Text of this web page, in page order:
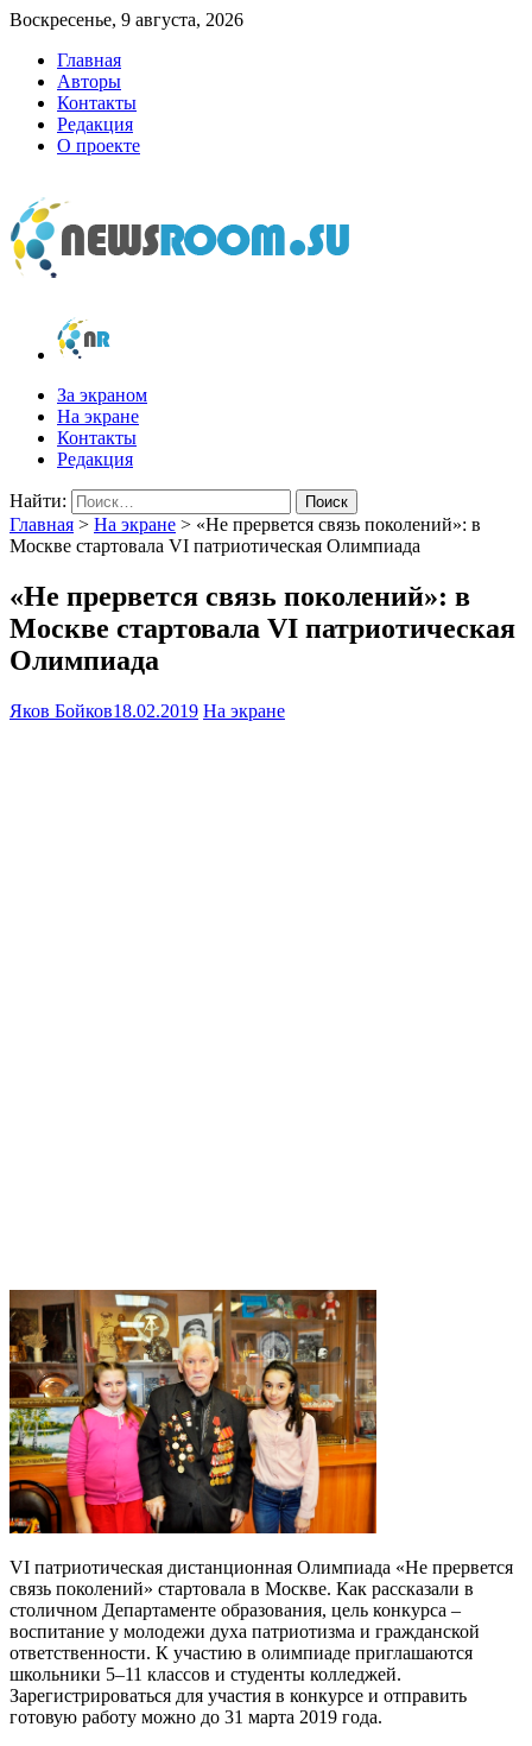
Воскресенье, 9 августа, 2026
Главная
Авторы
Контакты
Редакция
О проекте
newsroom.su
Новости о новостях
За экраном
На экране
Контакты
Редакция
Найти:
Главная > На экране > «Не прервется связь поколений»: в
Москве стартовала VI патриотическая Олимпиада
«Не прервется связь поколений»: в
Москве стартовала VI патриотическая
Олимпиада
Яков Бойков18.02.2019 На экране
VI патриотическая дистанционная Олимпиада «Не прервется
связь поколений» стартовала в Москве. Как рассказали в
столичном Департаменте образования, цель конкурса –
воспитание у молодежи духа патриотизма и гражданской
ответственности. К участию в олимпиаде приглашаются
школьники 5–11 классов и студенты колледжей.
Зарегистрироваться для участия в конкурсе и отправить
готовую работу можно до 31 марта 2019 года.